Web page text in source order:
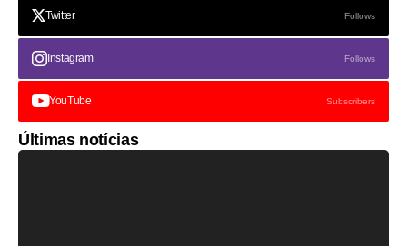
Twitter Follows
Instagram Follows
YouTube Subscribers
Últimas notícias